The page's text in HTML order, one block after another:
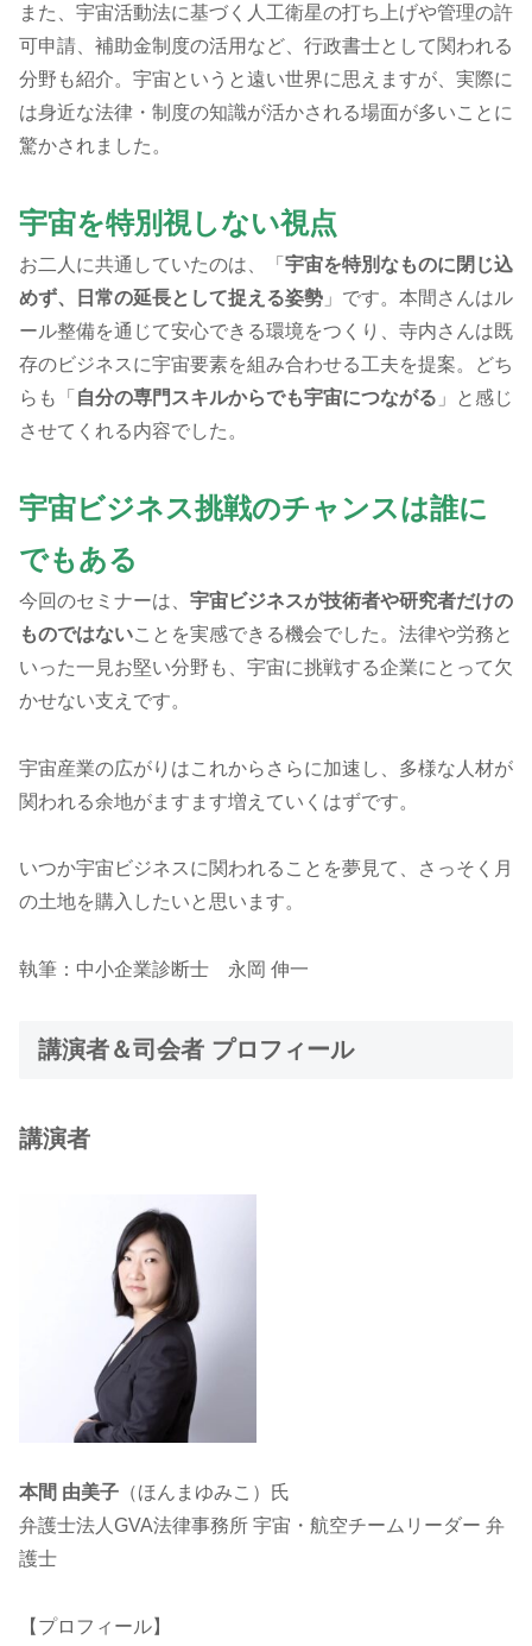
また、宇宙活動法に基づく人工衛星の打ち上げや管理の許
可申請、補助金制度の活用など、行政書士として関われる
分野も紹介。宇宙というと遠い世界に思えますが、実際に
は身近な法律・制度の知識が活かされる場面が多いことに
驚かされました。
宇宙を特別視しない視点
お二人に共通していたのは、「 宇宙を特別なものに閉じ込
めず、日常の延長として捉える姿勢 」です。本間さんはル
ール整備を通じて安心できる環境をつくり、寺内さんは既
存のビジネスに宇宙要素を組み合わせる工夫を提案。どち
らも「 自分の専門スキルからでも宇宙につながる 」と感じ
させてくれる内容でした。
宇宙ビジネス挑戦のチャンスは誰に
でもある
今回のセミナーは、 宇宙ビジネスが技術者や研究者だけの
ものではないことを実感できる機会でした。法律や労務と
いった一見お堅い分野も、宇宙に挑戦する企業にとって欠
かせない支えです。
宇宙産業の広がりはこれからさらに加速し、多様な人材が
関われる余地がますます増えていくはずです。
いつか宇宙ビジネスに関われることを夢見て、さっそく月
の土地を購入したいと思います。
執筆：中小企業診断士 永岡 伸一
講演者＆司会者 プロフィール
講演者
本間 由美子 （ほんまゆみこ）氏
弁護士法人GVA法律事務所 宇宙・航空チームリーダー 弁
護士
【プロフィール】